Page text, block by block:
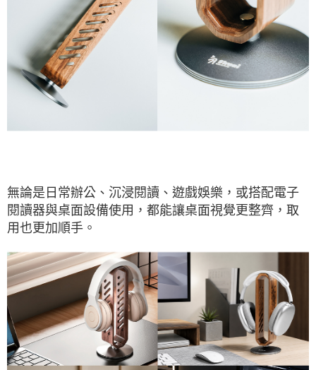
無論是日常辦公、沉浸閱讀、遊戲娛樂，或搭配電子
閱讀器與桌面設備使用，都能讓桌面視覺更整齊，取
用也更加順手。